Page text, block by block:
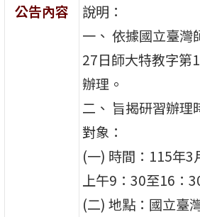
公告內容
說明：
一、 依據國立臺灣
27日師大特教字第
辦理。
二、 旨揭研習辦理
對象：
(一) 時間：115年3
上午9：30至16：
(二) 地點：國立臺